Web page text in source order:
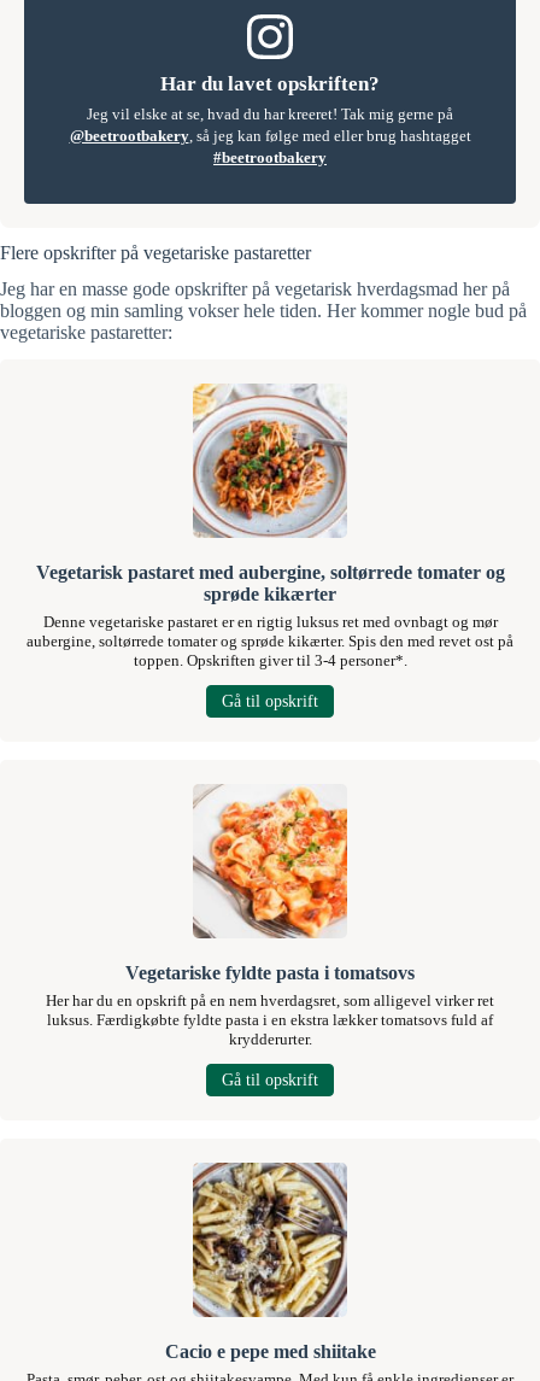
Har du lavet opskriften?
Jeg vil elske at se, hvad du har kreeret! Tak mig gerne på
@beetrootbakery, så jeg kan følge med eller brug hashtagget
#beetrootbakery
Flere opskrifter på vegetariske pastaretter
Jeg har en masse gode opskrifter på vegetarisk hverdagsmad her på
bloggen og min samling vokser hele tiden. Her kommer nogle bud på
vegetariske pastaretter:
Vegetarisk pastaret med aubergine, soltørrede tomater og
sprøde kikærter
Denne vegetariske pastaret er en rigtig luksus ret med ovnbagt og mør
aubergine, soltørrede tomater og sprøde kikærter. Spis den med revet ost på
toppen. Opskriften giver til 3-4 personer*.
Gå til opskrift
Vegetariske fyldte pasta i tomatsovs
Her har du en opskrift på en nem hverdagsret, som alligevel virker ret
luksus. Færdigkøbte fyldte pasta i en ekstra lækker tomatsovs fuld af
krydderurter.
Gå til opskrift
Cacio e pepe med shiitake